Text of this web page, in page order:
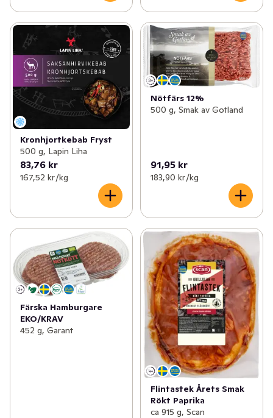
Kronhjortkebab Fryst
500 g, Lapin Liha
83,76 kr
167,52 kr /kg
Nötfärs 12%
500 g, Smak av Gotland
91,95 kr
183,90 kr /kg
Färska Hamburgare
EKO/KRAV
452 g, Garant
Flintastek Årets Smak
Rökt Paprika
ca 915 g, Scan